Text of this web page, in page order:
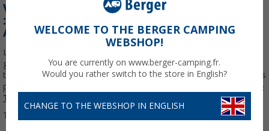
VAISSELLE DE CAMPING POUR LE TREKKING
: LÉGÈRETÉ ET DURABILITÉ À CHAQUE
AVENTURE
Lorsque vous vous lancez dans une aventure de trekking , chaque
gramme compte. Par conséquent, la vaisselle de camping pour le
trekking est conçue dans un souci de légèreté et de durabilité , vous
permettant de profiter de vos repas
Vaisselle de
Trekking
Trier par :
WELCOME TO THE BERGER CAMPING
WEBSHOP!
You are currently on www.berger-camping.fr.
Would you rather switch to the store in English?
CHANGE TO THE WEBSHOP IN ENGLISH